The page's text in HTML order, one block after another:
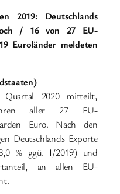
2019: Deutschlands
/ 16 von 27 EU-
Euroländer meldeten
2020 mitteilt,
aller 27 EU-
Euro. Nach den
Deutschlands Exporte
% ggü. I/2019) und
an allen EU-